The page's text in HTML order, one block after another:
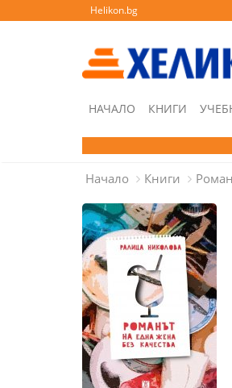
Helikon.bg
НАЧАЛО КНИГИ
Начало Книги